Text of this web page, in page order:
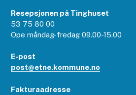
Resepsjonen på Tinghuset
53 75 80 00
Ope måndag-fredag 09.00-15.00
E-post
post@etne.kommune.no
Fakturaadresse